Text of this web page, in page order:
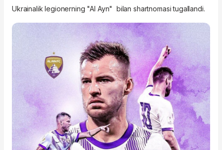
Ukrainalik legionerning "Al Ayn" bilan shartnomasi tugallandi.